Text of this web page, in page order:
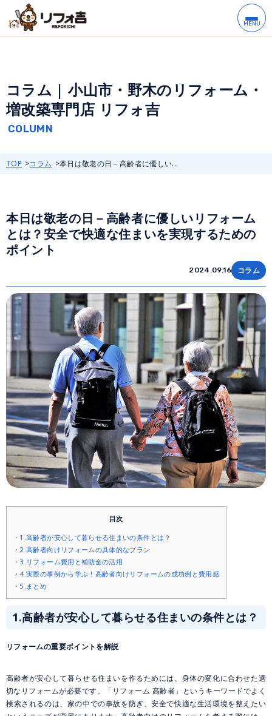
コラム | 小山市・野木のリフォーム・
増改築専門店 リフォ吉
TOP コラム 本日は敬老の日－高齢者に優しい...
本日は敬老の日－高齢者に優しいリフォーム
とは？安全で快適な住まいを実現するための
ポイント
2024.09.16 コラム
目次
1.高齢者が安心して暮らせる住まいの条件とは？
2.高齢者向けリフォームの具体的なプラン
3.リフォーム費用と補助金の活用
4.実際の事例から学ぶ！高齢者向けリフォームの成功例と費用感
5.まとめ
1.高齢者が安心して暮らせる住まいの条件とは？
リフォームの重要ポイントを解説
高齢者が安心して暮らせる住まいを作るためには、身体の変化に合わせた適
切なリフォームが必要です。「リフォーム 高齢者」というキーワードでよく
検索されるのは、家の中での事故を防ぎ、安全で快適な生活環境を整えたい